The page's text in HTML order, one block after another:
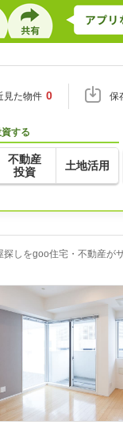
見た物件 0 保
する
不動産
投資
土地活用
しをgoo住宅・不動産が